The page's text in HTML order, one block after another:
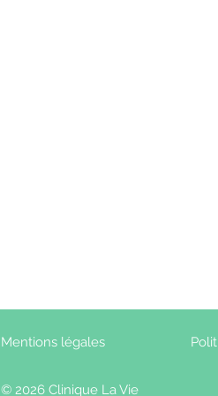
Mentions légales
© 2026 Clinique La Vie